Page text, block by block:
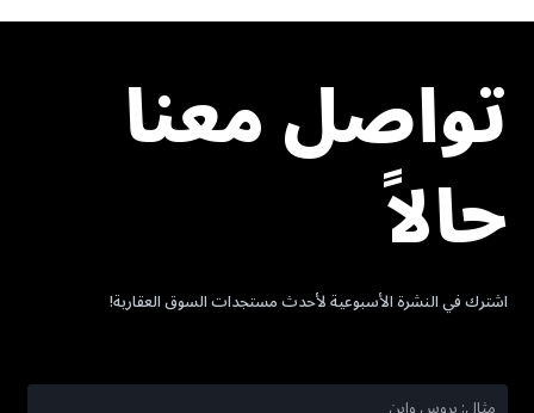
تواصل معنا
حالاً
اشترك في النشرة الأسبوعية لأحدث مستجدات السوق العقارية!